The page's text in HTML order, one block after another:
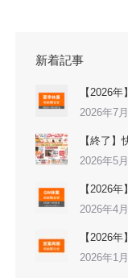
新着記事
【2026
2026年7
【終了
2026年5
【2026
2026年4
【2026
2026年1